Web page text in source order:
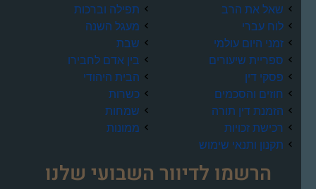
שאל את הרב
לוח עברי
זמני היום עולמי
ספריית שיעורים
פסקי דין
חוזים והסכמים
הזמנת דין תורה
רכישת זכויות
תקנון ותנאי שימוש
תפילה וברכות
מעגל השנה
שבת
בין אדם לחבירו
הבית היהודי
כשרות
שמחות
ממונות
הרשמו לדיוור השבועי שלנו